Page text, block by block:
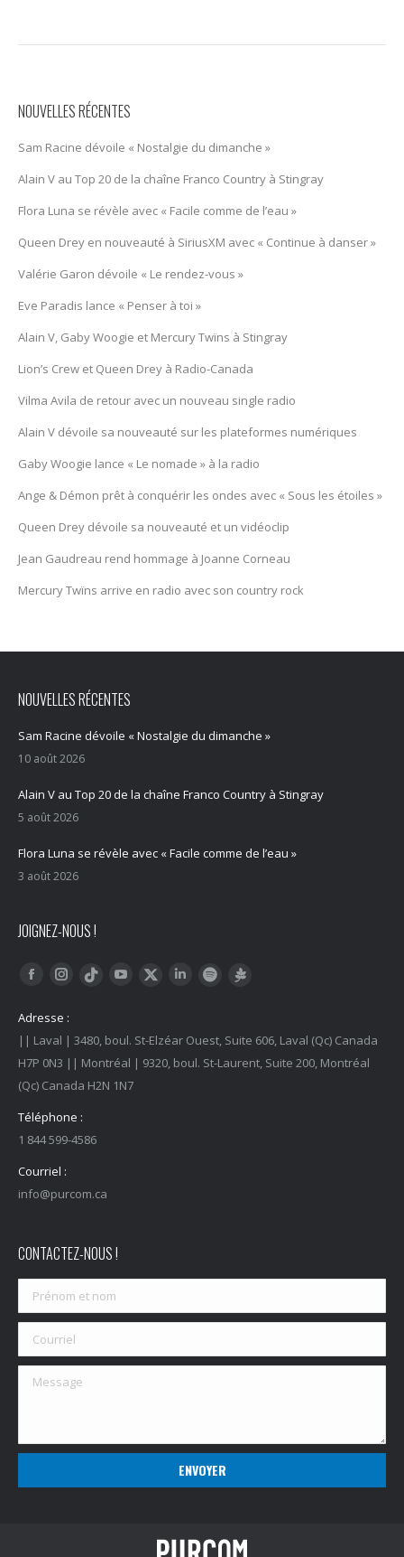
NOUVELLES RÉCENTES
Sam Racine dévoile « Nostalgie du dimanche »
Alain V au Top 20 de la chaîne Franco Country à Stingray
Flora Luna se révèle avec « Facile comme de l’eau »
Queen Drey en nouveauté à SiriusXM avec « Continue à danser »
Valérie Garon dévoile « Le rendez-vous »
Eve Paradis lance « Penser à toi »
Alain V, Gaby Woogie et Mercury Twïns à Stingray
Lion’s Crew et Queen Drey à Radio-Canada
Vilma Avila de retour avec un nouveau single radio
Alain V dévoile sa nouveauté sur les plateformes numériques
Gaby Woogie lance « Le nomade » à la radio
Ange & Démon prêt à conquérir les ondes avec « Sous les étoiles »
Queen Drey dévoile sa nouveauté et un vidéoclip
Jean Gaudreau rend hommage à Joanne Corneau
Mercury Twïns arrive en radio avec son country rock
NOUVELLES RÉCENTES
Sam Racine dévoile « Nostalgie du dimanche »
10 août 2026
Alain V au Top 20 de la chaîne Franco Country à Stingray
5 août 2026
Flora Luna se révèle avec « Facile comme de l’eau »
3 août 2026
JOIGNEZ-NOUS !
Trouvez nous sur :
FacebookInstagram
Tiktok YouTubeTwitter LinkedInSpotify
Adresse :
|| Laval | 3480, boul. St-Elzéar Ouest, Suite 606, Laval (Qc) Canada
H7P 0N3 || Montréal | 9320, boul. St-Laurent, Suite 200, Montréal
(Qc) Canada H2N 1N7
Téléphone :
1 844 599-4586
Courriel :
info@purcom.ca
CONTACTEZ-NOUS !